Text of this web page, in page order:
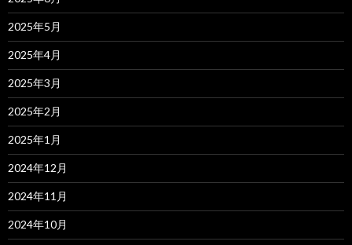
2025年5月
2025年4月
2025年3月
2025年2月
2025年1月
2024年12月
2024年11月
2024年10月